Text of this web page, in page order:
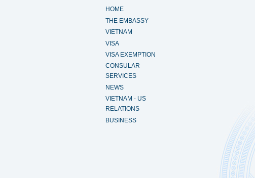
HOME
THE EMBASSY
VIETNAM
VISA
VISA EXEMPTION
CONSULAR
SERVICES
NEWS
VIETNAM - US
RELATIONS
BUSINESS